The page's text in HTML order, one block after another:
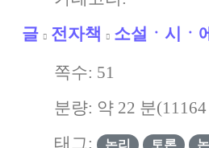
글
전자책 소설ㆍ시ㆍ
쪽수: 51
분량: 약 22 분(11164
태그:
논리 토론